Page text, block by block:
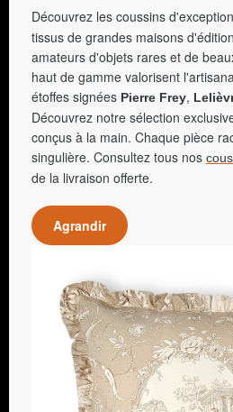
Découvrez les coussins d'exception
tissus de grandes maisons
amateurs d'objets rares et de
haut de gamme valorisent
étoffes signées Pierre Frey,
Découvrez notre sélection
conçus à la main. Chaque pièce
singulière. Consultez tous nos
de la livraison offerte.
Agrandir